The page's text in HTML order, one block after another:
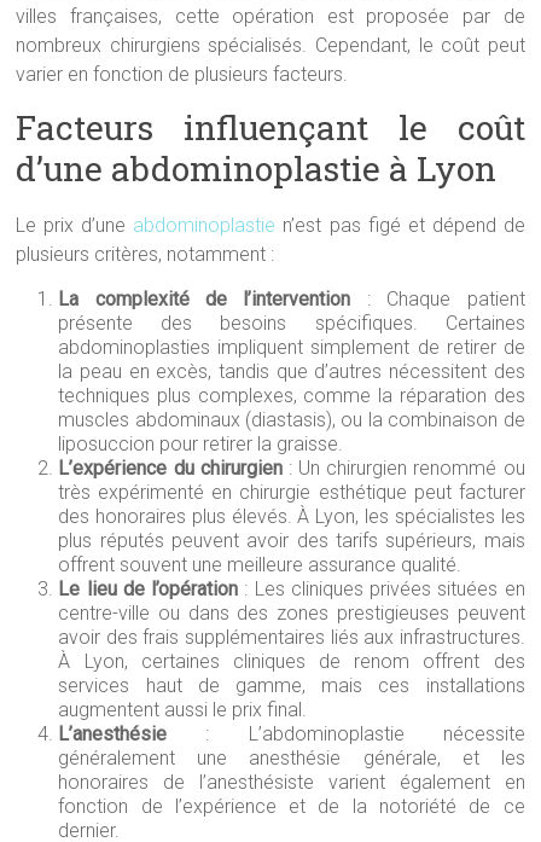
villes françaises, cette opération est proposée par de
nombreux chirurgiens spécialisés. Cependant, le coût peut
varier en fonction de plusieurs facteurs.
Facteurs influençant le coût
d’une abdominoplastie à Lyon
Le prix d’une abdominoplastie n’est pas figé et dépend de
plusieurs critères, notamment :
La complexité de l’intervention : Chaque patient
présente des besoins spécifiques. Certaines
abdominoplasties impliquent simplement de retirer de
la peau en excès, tandis que d’autres nécessitent des
techniques plus complexes, comme la réparation des
muscles abdominaux (diastasis), ou la combinaison de
liposuccion pour retirer la graisse.
L’expérience du chirurgien: Un chirurgien renommé ou
très expérimenté en chirurgie esthétique peut facturer
des honoraires plus élevés. À Lyon, les spécialistes les
plus réputés peuvent avoir des tarifs supérieurs, mais
offrent souvent une meilleure assurance qualité.
Le lieu de l’opération : Les cliniques privées situées en
centre-ville ou dans des zones prestigieuses peuvent
avoir des frais supplémentaires liés aux infrastructures.
À Lyon, certaines cliniques de renom offrent des
services haut de gamme, mais ces installations
augmentent aussi le prix final.
L’anesthésie : L’abdominoplastie nécessite
généralement une anesthésie générale, et les
honoraires de l’anesthésiste varient également en
fonction de l’expérience et de la notoriété de ce
dernier.